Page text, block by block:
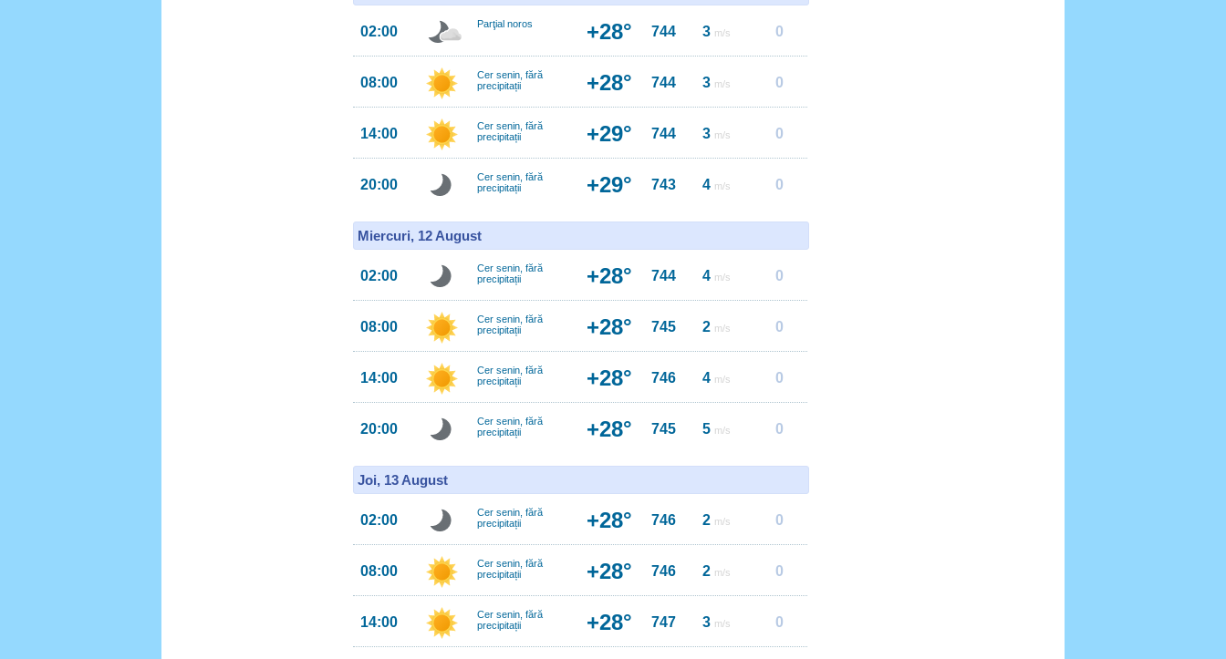
02:00 Parţial noros +28° 744 3 m/s 0
08:00
Cer senin, fără
precipitații
+28° 744 3 m/s 0
14:00
Cer senin, fără
precipitații
+29° 744 3 m/s 0
20:00
Cer senin, fără
precipitații
+29° 743 4 m/s 0
Miercuri, 12 August
02:00
Cer senin, fără
precipitații
+28° 744 4 m/s 0
08:00
Cer senin, fără
precipitații
+28° 745 2 m/s 0
14:00
Cer senin, fără
precipitații
+28° 746 4 m/s 0
20:00
Cer senin, fără
precipitații
+28° 745 5 m/s 0
Joi, 13 August
02:00
Cer senin, fără
precipitații
+28° 746 2 m/s 0
08:00
Cer senin, fără
precipitații
+28° 746 2 m/s 0
14:00
Cer senin, fără
precipitații
+28° 747 3 m/s 0